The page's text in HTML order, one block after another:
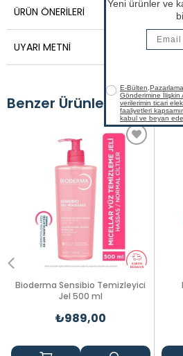
ÜRÜN ÖNERILERI
UYARI METNI
Benzer Ürünler
Bioderma Sensibio Temizleyici
Jel 500 ml
₺989,00